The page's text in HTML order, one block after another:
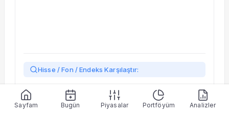
Hisse / Fon / Endeks Karşılaştır:
Yükleniyor…
Sayfam
Bugün Piyasalar Portföyüm Analizler